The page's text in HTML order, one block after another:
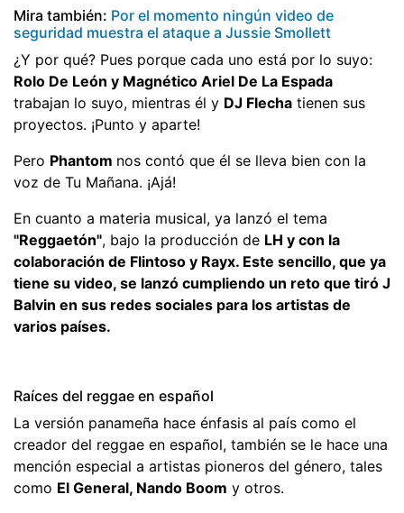
Mira también: Por el momento ningún video de
seguridad muestra el ataque a Jussie Smollett
¿Y por qué? Pues porque cada uno está por lo suyo:
Rolo De León y Magnético Ariel De La Espada
trabajan lo suyo, mientras él y DJ Flecha tienen sus
proyectos. ¡Punto y aparte!
Pero Phantom nos contó que él se lleva bien con la
voz de Tu Mañana. ¡Ajá!
En cuanto a materia musical, ya lanzó el tema
"Reggaetón", bajo la producción de LH y con la
colaboración de Flintoso y Rayx. Este sencillo, que ya
tiene su video, se lanzó cumpliendo un reto que tiró J
Balvin en sus redes sociales para los artistas de
varios países.
Raíces del reggae en español
La versión panameña hace énfasis al país como el
creador del reggae en español, también se le hace una
mención especial a artistas pioneros del género, tales
como El General, Nando Boom y otros.